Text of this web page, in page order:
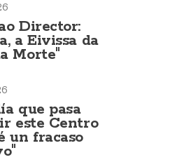
Director:
a Eivissa da
Morte"
que pasa
este Centro
un fracaso